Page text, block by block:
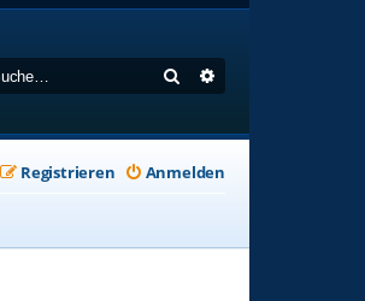
Suche
Anmelden
Registrieren